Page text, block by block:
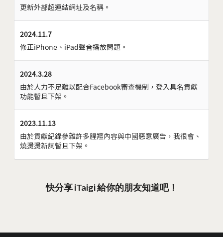
更新外部超連結網址及名稱。
2024.11.7
修正iPhone、iPad聲音播放問題。
2024.3.28
由於人力不足難以配合Facebook審查機制，登入具名貢獻
功能暫且下架。
2023.11.13
由於貢獻紀錄參雜許多腥羶內容與中國惡意廣告，我很會、
燒燙燙新詞暫且下架。
快分享 iTaigi 給你的朋友知道吧！